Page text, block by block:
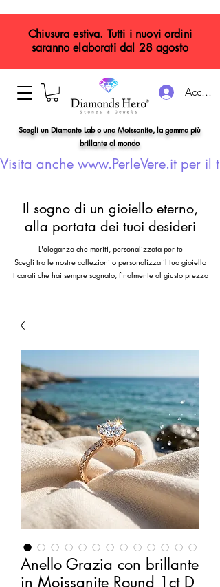
Accedi
Scegli un Diamante Lab o una Moissanite, la gemma più
brillante al mondo
Visita anche www.PerleVere.it per il
Chiusura estiva. Tutti i nuovi ordini
saranno elaborati dal 28 agosto
Il sogno di un gioiello eterno,
alla portata dei tuoi desideri
L'eleganza che meriti, personalizzata per te
Scegli tra le nostre collezioni o personalizza il tuo gioiello
I carati che hai sempre sognato, finalmente al giusto prezzo
Anello Grazia con brillante
in Moissanite Round 1ct D